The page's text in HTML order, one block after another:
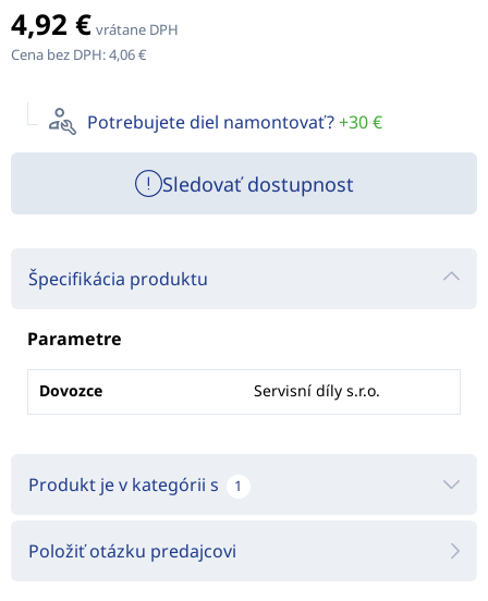
4,92 € vrátane DPH
Cena bez DPH:4,06 €
Potrebujete diel namontovať?+30 €
Sledovať dostupnost
Špecifikácia produktu
Parametre
Dovozce Servisní díly s.r.o.
Produkt je v kategórii s 1
Položiť otázku predajcovi